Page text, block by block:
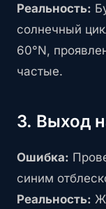
Реальность:
солнечный
60°N,
частые.
3. Выход
Ошибка:
синим
Реальность: